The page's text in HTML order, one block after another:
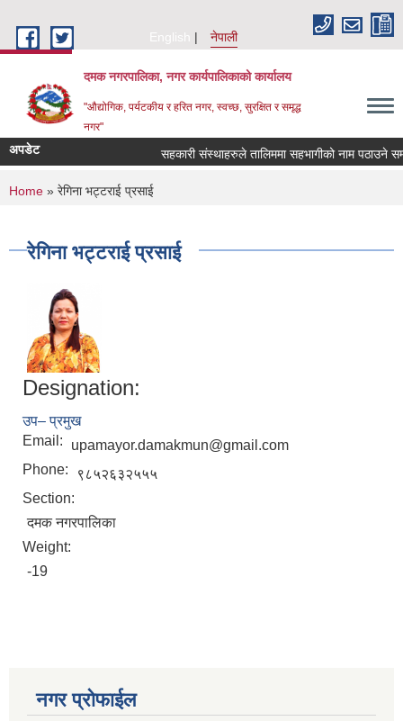
English
नेपाली
दमक नगरपालिका, नगर कार्यपालिकाको कार्यालय
"औद्योगिक, पर्यटकीय र हरित नगर, स्वच्छ, सुरक्षित र समृद्ध
नगर"
अपडेट सहकारी संस्थाहरुले तालिममा सहभागीको नाम पठाउने
You are here
Home » रेगिना भट्टराई प्रसाई
रेगिना भट्टराई प्रसाई
Designation:
उप– प्रमुख
Email:
upamayor.damakmun@gmail.com
Phone:
९८५२६३२५५५
Section:
दमक नगरपालिका
Weight:
-19
नगर प्रोफाईल